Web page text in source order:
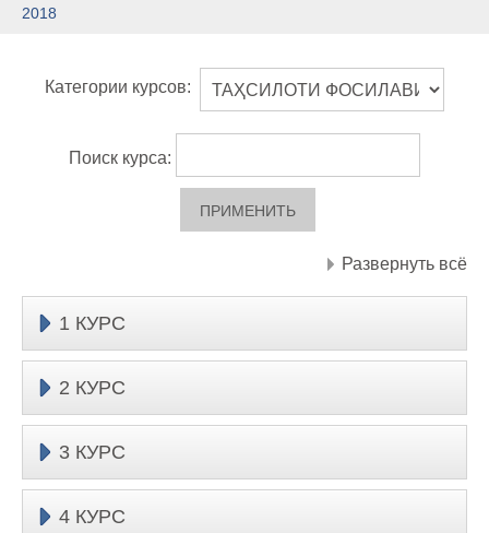
2018
Категории курсов:
Поиск курса:
Развернуть всё
1 КУРС
2 КУРС
3 КУРС
4 КУРС